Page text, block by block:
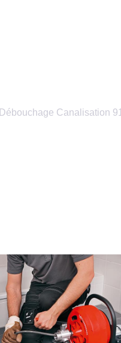
Débouchage Canalisation 91